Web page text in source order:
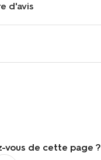
d'avis
vous de cette page ?